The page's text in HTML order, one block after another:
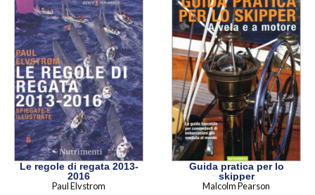
Le regole di regata 2013-
2016
Paul Elvstrom
Guida pratica per lo
skipper
Malcolm Pearson